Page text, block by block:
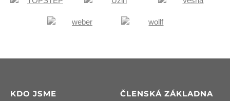
KDO JSME ČLENSKÁ ZÁKLADNA